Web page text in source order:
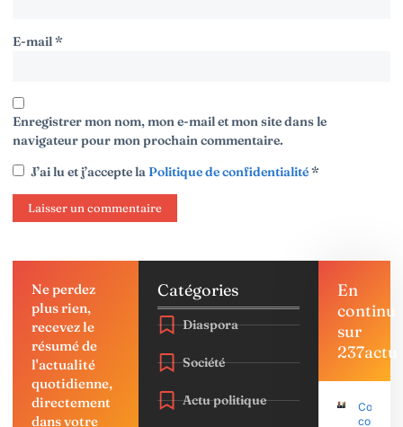
E-mail*
Enregistrer mon nom, mon e-mail et mon site dans le
navigateur pour mon prochain commentaire.
J’ai lu et j’accepte laPolitique de confidentialité*
Ne perdez
plus rien,
recevez le
résumé de
l'actualité
quotidienne,
directement
dans votre
Catégories
Diaspora
Société
Actu politique
En
continu
sur
237actu
Coup
contre